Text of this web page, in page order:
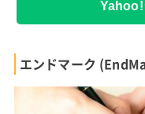
Yahoo!
エンドマーク